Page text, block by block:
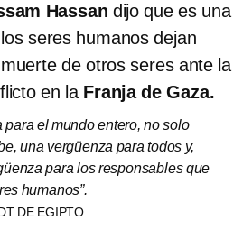
Hassan dijo que es una
seres humanos dejan
de otros seres ante la
en la Franja de Gaza.
para el mundo entero, no solo
una vergüenza para todos y,
para los responsables que
humanos”.
DE EGIPTO